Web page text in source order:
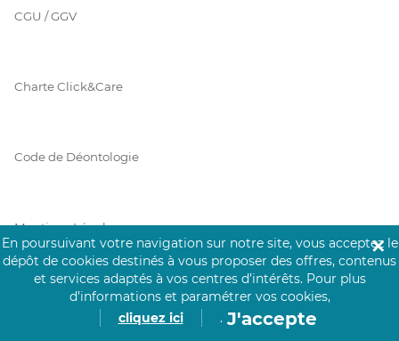
CGU / GGV
Charte Click&Care
Code de Déontologie
Mentions Légales
Prérequis Click&Care
En poursuivant votre navigation sur notre site, vous acceptez le
dépôt de cookies destinés à vous proposer des offres, contenus
et services adaptés à vos centres d’intérêts. Pour plus
d’informations et paramétrer vos cookies,
cliquez ici
. J'accepte
✕